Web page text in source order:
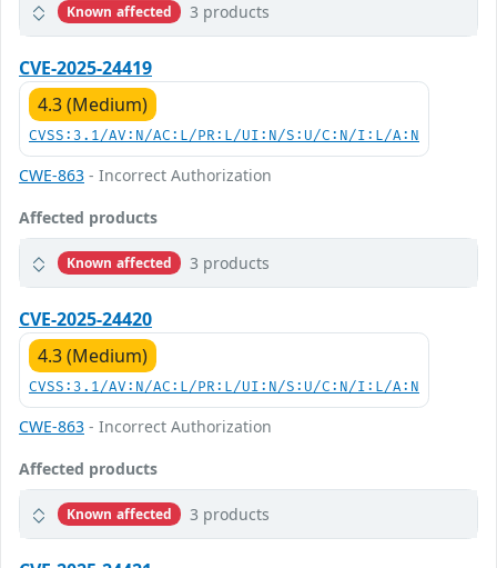
Known affected 3 products
CVE-2025-24419
4.3 (Medium)
CVSS:3.1/AV:N/AC:L/PR:L/UI:N/S:U/C:N/I:L/A:N
CWE-863 - Incorrect Authorization
Affected products
Known affected 3 products
CVE-2025-24420
4.3 (Medium)
CVSS:3.1/AV:N/AC:L/PR:L/UI:N/S:U/C:N/I:L/A:N
CWE-863 - Incorrect Authorization
Affected products
Known affected 3 products